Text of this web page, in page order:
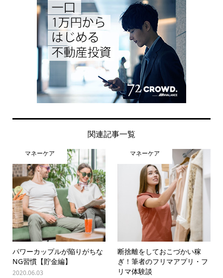
関連記事一覧
マネーケア
パワーカップルが陥りがちな
NG習慣【貯金編】
2020.06.03
マネーケア
断捨離をしておこづかい稼
ぎ！筆者のフリマアプリ・フ
リマ体験談